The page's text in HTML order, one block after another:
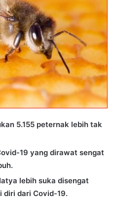
5.155 peternak lebih tak
19 yang dirawat sengat
lebih suka disengat
diri dari Covid-19.